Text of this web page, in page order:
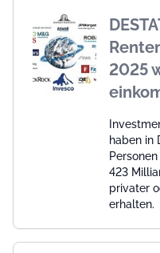
2025
haben in
423
privater
erhalten.